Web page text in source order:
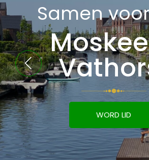
Samen
WORD LID